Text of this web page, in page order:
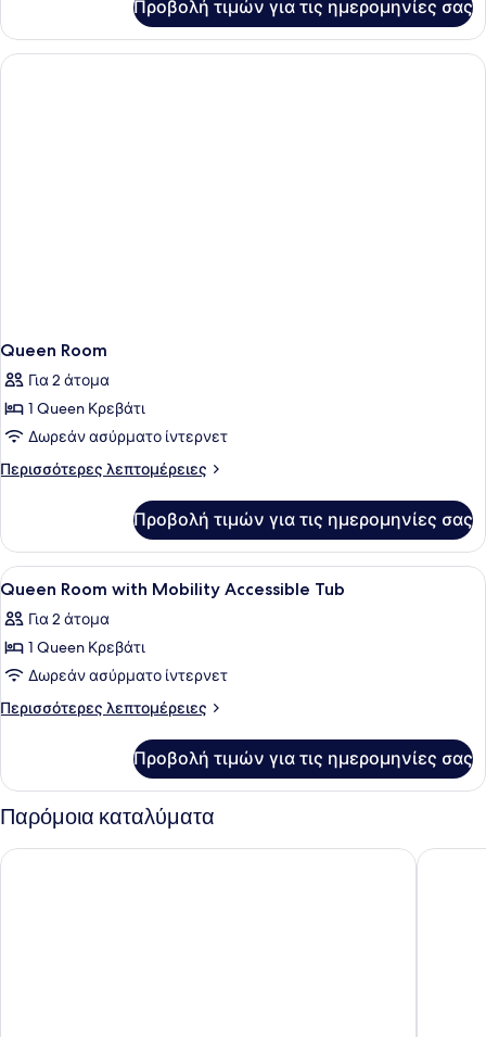
with
Two
Double
Προβολή τιμών για τις ημερομηνίες σας
Queen Room
Για 2 άτομα
1 Queen Κρεβάτι
Δωρεάν ασύρματο ίντερνετ
Περισσότερες λεπτομέρειες
Περισσότερες
Room
Προβολή τιμών για τις ημερομηνίες σας
Προβολή
όλων
των
φωτογραφιών
για
Queen
Mobility
Accessible
Tub
4
Queen Room with Mobility Accessible Tub
Για 2 άτομα
1 Queen Κρεβάτι
Δωρεάν ασύρματο ίντερνετ
Περισσότερες λεπτομέρειες
Περισσότερες
Room
with
Mobility
Accessible
Tub
Προβολή τιμών για τις ημερομηνίες σας
Παρόμοια καταλύματα
Super 8 by Wyndham Gallup Red